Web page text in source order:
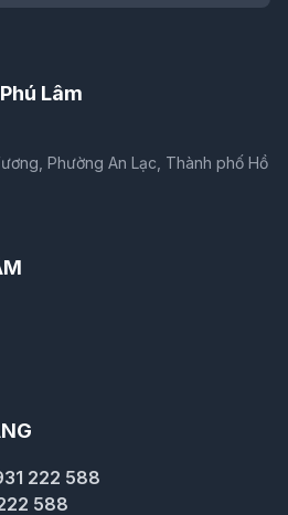
Lâm
Phường An Lạc, Thành phố Hồ
222 588
588